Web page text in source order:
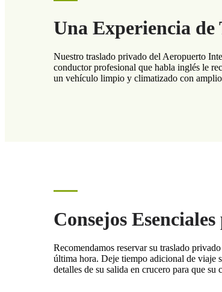
Una Experiencia de
Nuestro traslado privado del Aeropuerto
conductor profesional que habla inglés le
un vehículo limpio y climatizado con amplio
Consejos
Recomendamos reservar su traslado
última hora. Deje tiempo adicional de viaje
detalles de su salida en crucero para que